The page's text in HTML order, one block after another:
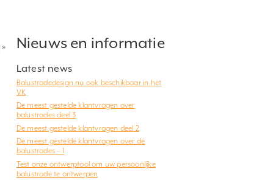
» Nieuws en informatie
Latest news
Balustradedesign nu ook beschikbaar in het
VK
De meest gestelde klantvragen over
balustrades deel 3
De meest gestelde klantvragen deel 2
De meest gestelde klantvragen over de
balustrades – 1
Test onze ontwerptool om uw persoonlijke
balustrade te ontwerpen